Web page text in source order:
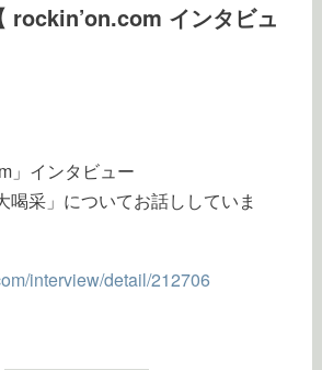
rockin’on.com インタビュ
」インタビュー
喝采」についてお話ししていま
interview/detail/212706